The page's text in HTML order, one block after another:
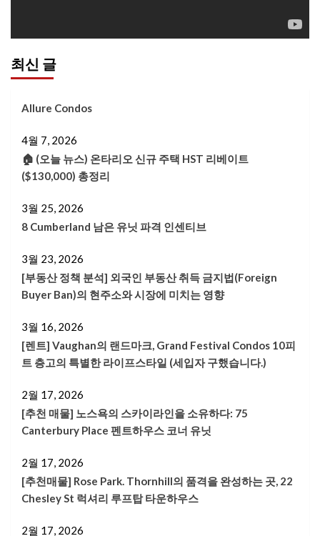
최신 글
Allure Condos
4월 7, 2026
🏠 (오늘 뉴스) 온타리오 신규 주택 HST 리베이트
($130,000) 총정리
3월 25, 2026
8 Cumberland 남은 유닛 파격 인센티브
3월 23, 2026
[부동산 정책 분석] 외국인 부동산 취득 금지법(Foreign
Buyer Ban)의 현주소와 시장에 미치는 영향
3월 16, 2026
[렌트] Vaughan의 랜드마크, Grand Festival Condos 10피
트 층고의 특별한 라이프스타일 (세입자 구했습니다.)
2월 17, 2026
[추천 매물] 노스욕의 스카이라인을 소유하다: 75
Canterbury Place 펜트하우스 코너 유닛
2월 17, 2026
[추천매물] Rose Park. Thornhill의 품격을 완성하는 곳, 22
Chesley St 럭셔리 루프탑 타운하우스
2월 17, 2026